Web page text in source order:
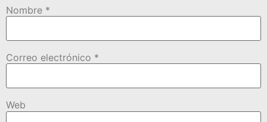
Nombre *
Correo electrónico *
Web